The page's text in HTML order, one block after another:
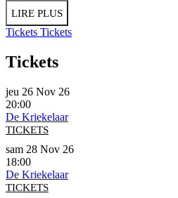
LIRE PLUS
Tickets Tickets
Tickets
jeu 26 Nov 26
20:00
De Kriekelaar
TICKETS
sam 28 Nov 26
18:00
De Kriekelaar
TICKETS